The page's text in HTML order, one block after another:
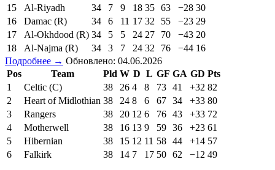
15
Al-Riyadh 34 7 9 18 35 63 −28 30
16
Damac (R) 34 6 11 17 32 55 −23 29
17
Al-Okhdood (R) 34 5 5 24 27 70 −43 20
18
Al-Najma (R) 34 3 7 24 32 76 −44 16
Подробнее → Обновлено: 04.06.2026
Pos
Team Pld W D L GF GA GD Pts
1
Celtic (C) 38 26 4 8 73 41 +32 82
2
Heart of Midlothian 38 24 8 6 67 34 +33 80
3
Rangers 38 20 12 6 76 43 +33 72
4
Motherwell 38 16 13 9 59 36 +23 61
5
Hibernian 38 15 12 11 58 44 +14 57
6
Falkirk 38 14 7 17 50 62 −12 49